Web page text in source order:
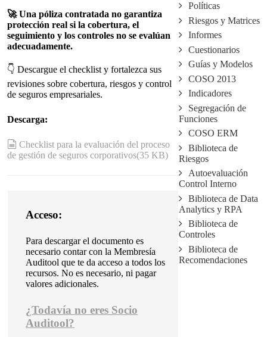
🚀 Una póliza contratada no garantiza
protección real si la cobertura, el
seguimiento y los controles no se evalúan
adecuadamente.
👇 Descargue el checklist y fortalezca sus
revisiones sobre cobertura, riesgos y control
de seguros empresariales.
Descarga:
spreadsheet
Checklist para la evaluación del proceso
de gestión de seguros corporativos(35 KB)
Acceso:
Para descargar el documento es
necesario contar con la Membresía
Auditool que te da acceso a todos los
recursos.No es necesario, ni pagar
valores adicionales.
¿Todavía no eres Socio
Auditool?
Políticas
Riesgos y Matrices
Informes
Cuestionarios
Guías y Modelos
COSO 2013
Indicadores
Segregación de
Funciones
COSO ERM
Biblioteca de
Riesgos
Autoevaluación
Control Interno
Biblioteca de Data
Analytics y RPA
Biblioteca de
Controles
Biblioteca de
Recomendaciones